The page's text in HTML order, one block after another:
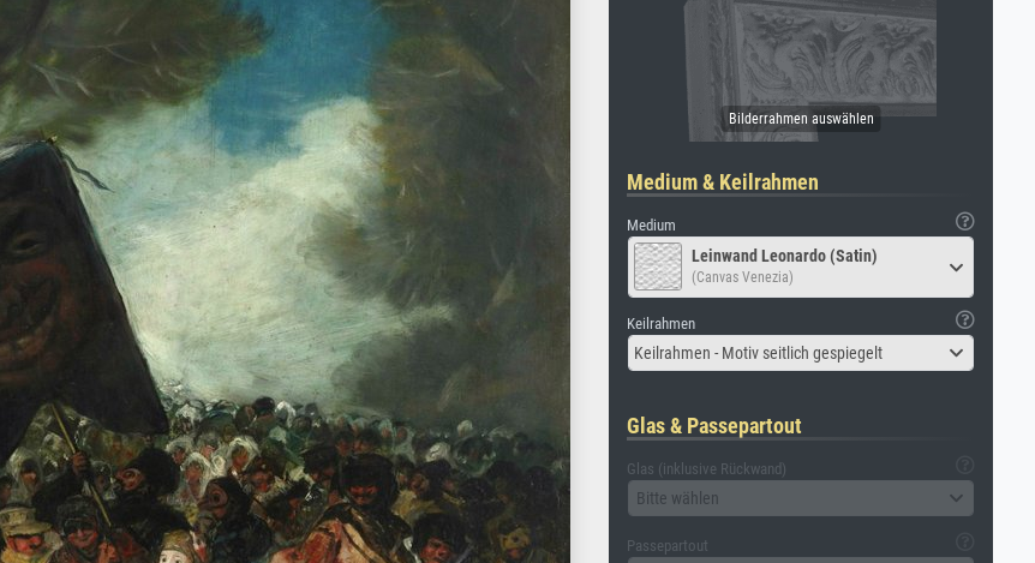
Medium & Keilrahmen
Medium
Leinwand Leonardo (Satin)
(Canvas Venezia)
Keilrahmen
Keilrahmen - Motiv seitlich gespiegelt
Glas & Passepartout
Glas (inklusive Rückwand)
Bitte wählen
Passepartout